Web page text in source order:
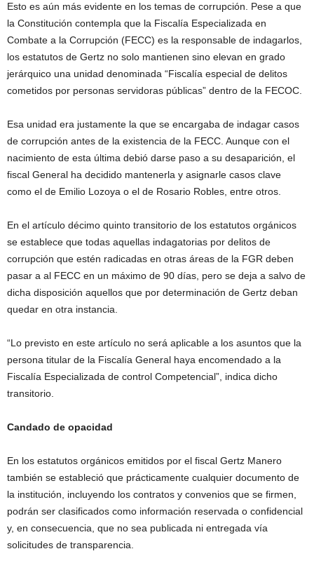
Esto es aún más evidente en los temas de corrupción. Pese a que
la Constitución contempla que la Fiscalía Especializada en
Combate a la Corrupción (FECC) es la responsable de indagarlos,
los estatutos de Gertz no solo mantienen sino elevan en grado
jerárquico una unidad denominada “Fiscalía especial de delitos
cometidos por personas servidoras públicas” dentro de la FECOC.
Esa unidad era justamente la que se encargaba de indagar casos
de corrupción antes de la existencia de la FECC. Aunque con el
nacimiento de esta última debió darse paso a su desaparición, el
fiscal General ha decidido mantenerla y asignarle casos clave
como el de Emilio Lozoya o el de Rosario Robles, entre otros.
En el artículo décimo quinto transitorio de los estatutos orgánicos
se establece que todas aquellas indagatorias por delitos de
corrupción que estén radicadas en otras áreas de la FGR deben
pasar a al FECC en un máximo de 90 días, pero se deja a salvo de
dicha disposición aquellos que por determinación de Gertz deban
quedar en otra instancia.
“Lo previsto en este artículo no será aplicable a los asuntos que la
persona titular de la Fiscalía General haya encomendado a la
Fiscalía Especializada de control Competencial”, indica dicho
transitorio.
Candado de opacidad
En los estatutos orgánicos emitidos por el fiscal Gertz Manero
también se estableció que prácticamente cualquier documento de
la institución, incluyendo los contratos y convenios que se firmen,
podrán ser clasificados como información reservada o confidencial
y, en consecuencia, que no sea publicada ni entregada vía
solicitudes de transparencia.